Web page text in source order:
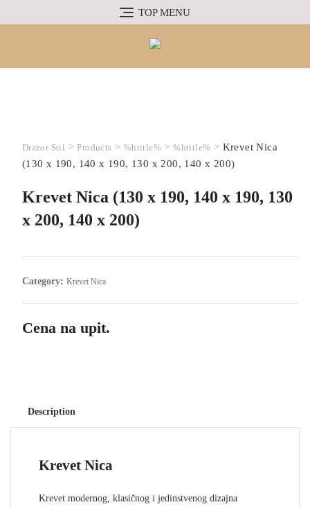
TOP MENU
Drazor Stil > Products > %htitle%>%htitle% > Krevet Nica
(130 x 190, 140 x 190, 130 x 200, 140 x 200)
Krevet Nica (130 x 190, 140 x 190, 130
x 200, 140 x 200)
Category: Krevet Nica
Cena na upit.
Description
Krevet Nica
Krevet modernog, klasičnog i jedinstvenog dizajna